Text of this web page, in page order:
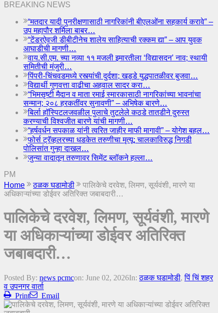
BREAKING NEWS
“मतदार यादी पुनरीक्षणासाठी नागरिकांनी बीएलओंना सहकार्य करावे” –
उप महापौर शर्मिला बाबर…
“टेंडरऐवजी डीबीटीनेच शालेय साहित्याची रक्कम द्या” – आप युवक
आघाडीची मागणी…
वाय.सी.एम. च्या नव्या ११ मजली इमारतीला ‘विद्यासदन’ नाव; स्थायी
समितीची मंजुरी…
पिंपरी-चिंचवडमध्ये रस्त्यांची दुर्दशा; खड्डे युद्धपातळीवर बुजवा…
विद्यार्थी गुणवत्ता वाढीचा अहवाल सादर करा…
“भिमसृष्टी मैदान व माता रमाई स्मारकासाठी नागरिकांच्या भावनांचा
सन्मान; २०८ हरकतींवर सुनावणी” – अभिषेक बारणे…
बिर्ला हॉस्पिटलजवळील पुलाचे तुटलेले कठडे तातडीने दुरुस्त
करण्याची विश्वजीत बारणे यांची मागणी…
“हर्षवर्धन सपकाळ यांनी त्वरित जाहीर माफी मागावी” – योगेश बहल…
फोर्स ट्रॅव्हलरच्या धडकेत तरुणीचा मृत्यू; चालकाविरुद्ध निगडी
पोलिसांत गुन्हा दाखल…
जुन्या वादातून तरुणावर सिमेंट ब्लॉकने हल्ला…
PM
Home
ठळक घडामोडी
पालिकेचे दरवेश, लिमण, सूर्यवंशी, मारणे या
अधिकाऱ्यांच्या डोईवर अतिरिक्त जबाबदारी…
पालिकेचे दरवेश, लिमण, सूर्यवंशी, मारणे
या अधिकाऱ्यांच्या डोईवर अतिरिक्त
जबाबदारी…
Posted By: news pcmcon: June 02, 2026In:ठळक घडामोडी,पिं चिं शहर
व उपनगर वार्ता
Print
Email